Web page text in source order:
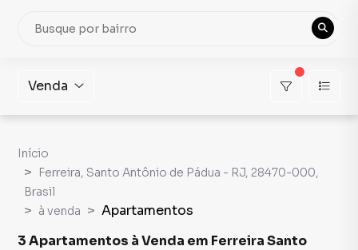
Venda
Início
Ferreira, Santo Antônio de Pádua - RJ, 28470-000,
Brasil
à venda
Apartamentos
3 Apartamentos à Venda em Ferreira Santo